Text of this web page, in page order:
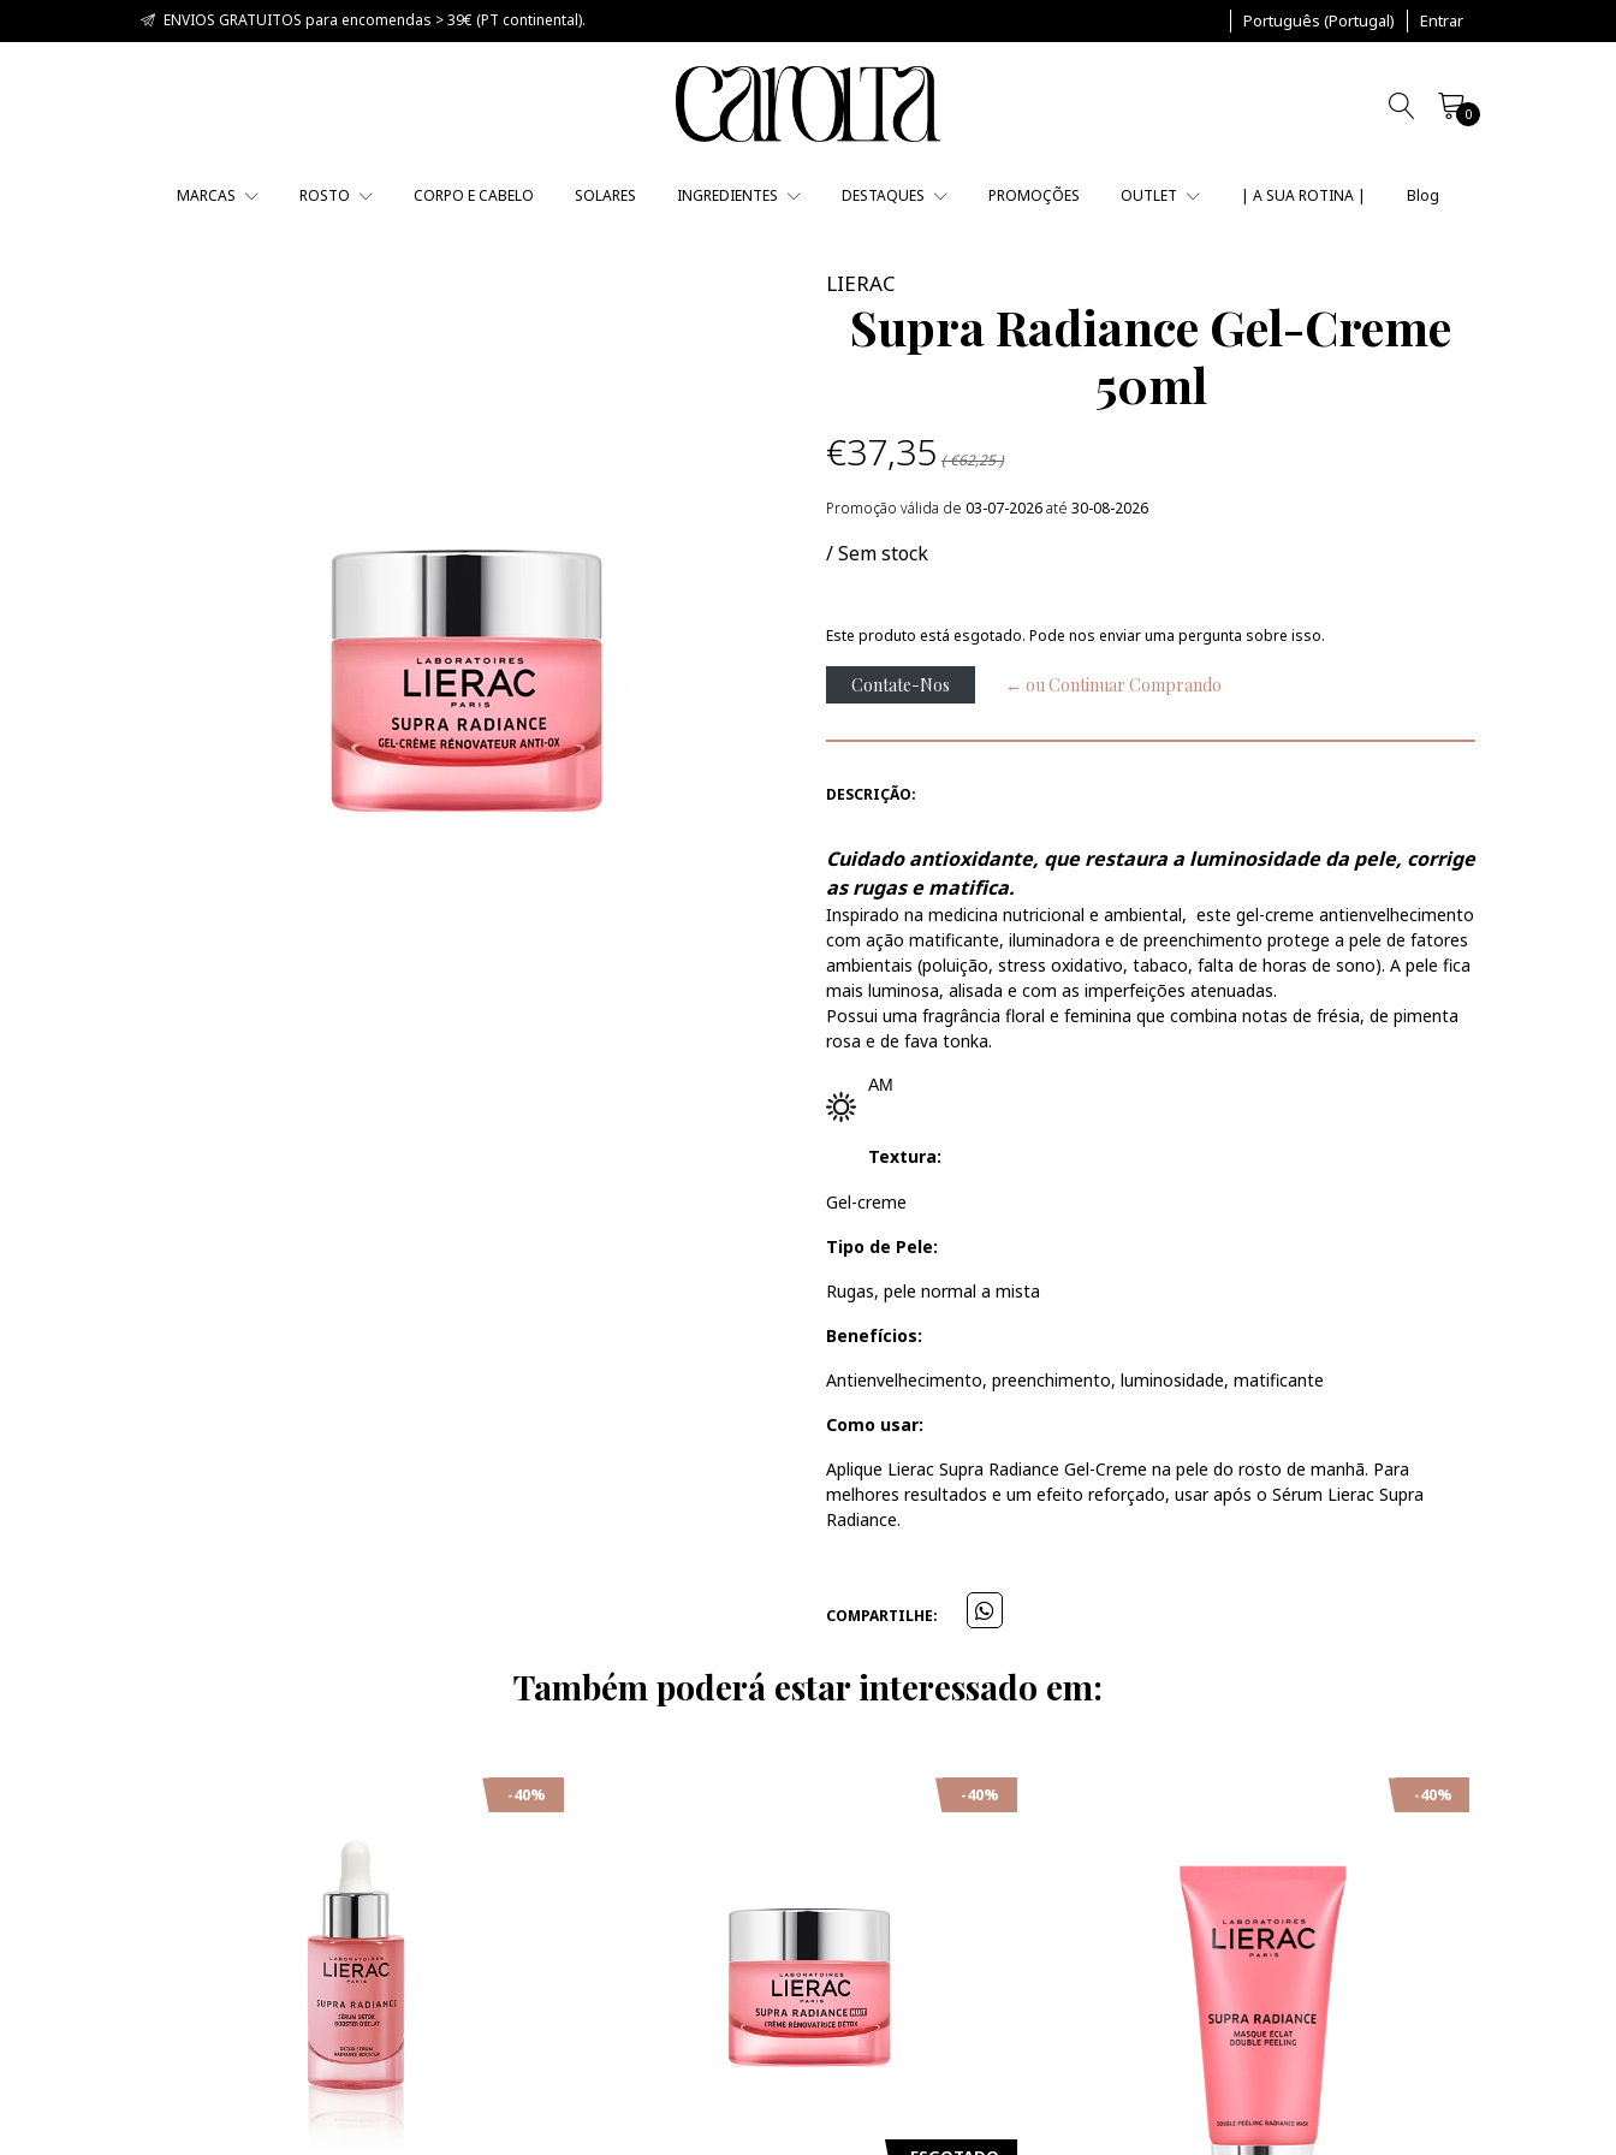
ENVIOS GRATUITOS para encomendas > 39€ (PT continental). Português (Portugal) Entrar
0
MARCAS ROSTO CORPO E CABELO SOLARES INGREDIENTES DESTAQUES PROMOÇÕES OUTLET | A SUA ROTINA | Blog
LIERAC
Supra Radiance Gel-Creme
50ml
€37,35 ( €62,25 )
Promoção válida de 03-07-2026até 30-08-2026
/ Sem stock
Este produto está esgotado. Pode nos enviar uma pergunta sobre isso.
Contate-Nos ← ou Continuar Comprando
DESCRIÇÃO:
Cuidado antioxidante, que restaura a luminosidade da pele, corrige
as rugas e matifica.
Inspirado na medicina nutricional e ambiental, este gel-creme antienvelhecimento
com ação matificante, iluminadora e de preenchimento protege a pele de fatores
ambientais (poluição, stress oxidativo, tabaco, falta de horas de sono). A pele fica
mais luminosa, alisada e com as imperfeições atenuadas.
Possui uma fragrância floral e feminina que combina notas de frésia, de pimenta
rosa e de fava tonka.
AM
Textura:
Gel-creme
Tipo de Pele:
Rugas, pele normal a mista
Benefícios:
Antienvelhecimento, preenchimento, luminosidade, matificante
Como usar:
Aplique Lierac Supra Radiance Gel-Creme na pele do rosto de manhã. Para
melhores resultados e um efeito reforçado, usar após o Sérum Lierac Supra
Radiance.
COMPARTILHE:
Também poderá estar interessado em:
-40% -40% -40%